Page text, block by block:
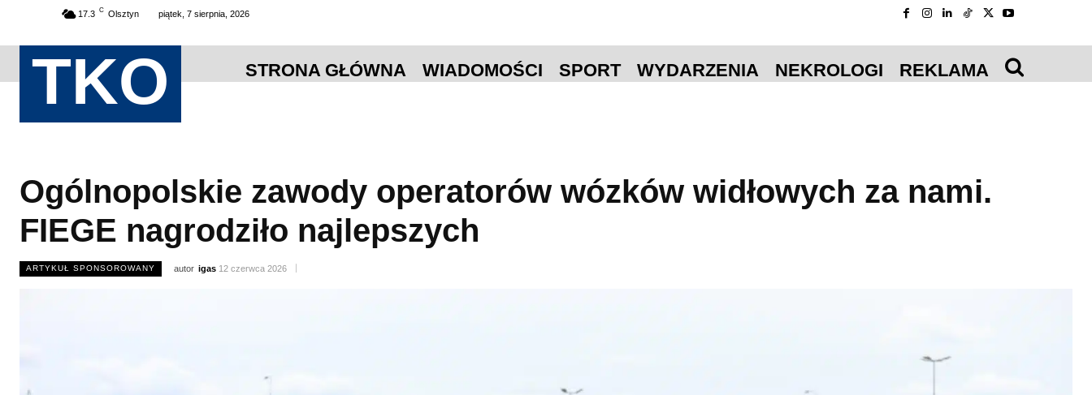
17.3 C Olsztyn piątek, 7 sierpnia, 2026
TKO STRONA GŁÓWNA WIADOMOŚCI SPORT WYDARZENIA NEKROLOGI REKLAMA
Ogólnopolskie zawody operatorów wózków widłowych za nami.
FIEGE nagrodziło najlepszych
ARTYKUŁ SPONSOROWANY autor igas 12 czerwca 2026